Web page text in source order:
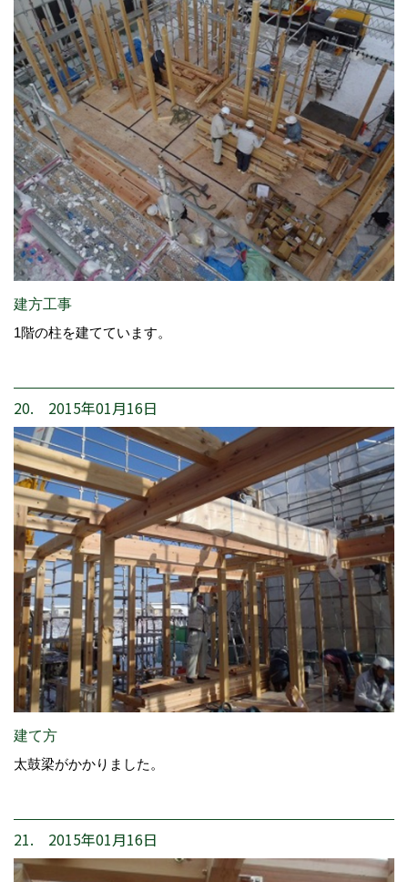
建方工事
1階の柱を建てています。
20. 2015年01月16日
建て方
太鼓梁がかかりました。
21. 2015年01月16日